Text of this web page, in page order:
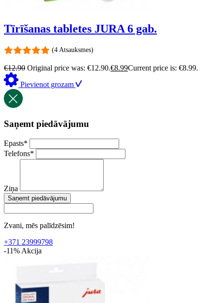
Tīrīšanas tabletes JURA 6 gab.
(4 Atsauksmes)
€12.90 Original price was: €12.90.€8.99Current price is: €8.99.
Pievienot grozam
Saņemt piedāvājumu
Epasts*
Telefons*
Ziņa
Saņemt piedāvājumu
Zvani, mēs palīdzēsim!
+371 23999798
-11% Akcija